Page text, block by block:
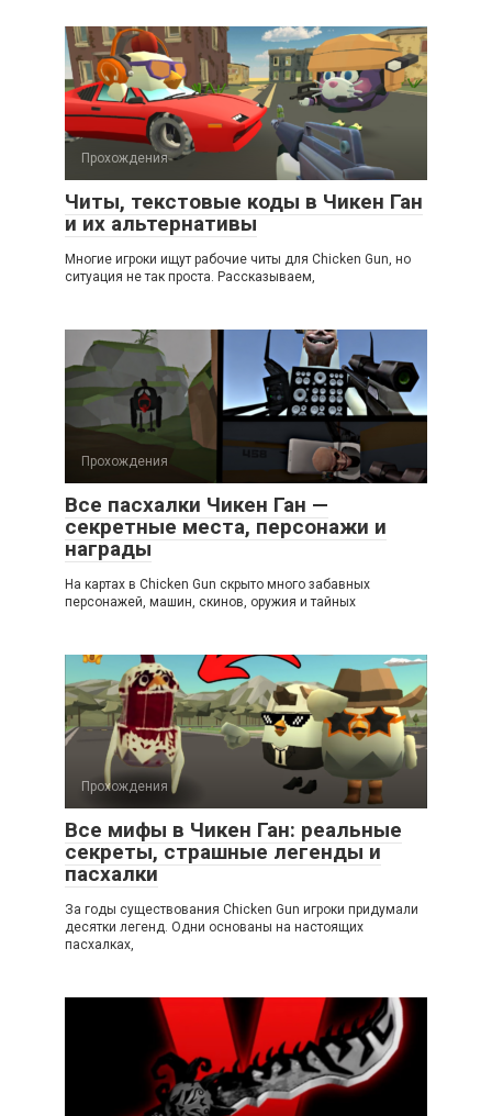
Прохождения
Читы, текстовые коды в Чикен Ган
и их альтернативы
Многие игроки ищут рабочие читы для Chicken Gun, но
ситуация не так проста. Рассказываем,
Прохождения
Все пасхалки Чикен Ган —
секретные места, персонажи и
награды
На картах в Chicken Gun скрыто много забавных
персонажей, машин, скинов, оружия и тайных
Прохождения
Все мифы в Чикен Ган: реальные
секреты, страшные легенды и
пасхалки
За годы существования Chicken Gun игроки придумали
десятки легенд. Одни основаны на настоящих
пасхалках,